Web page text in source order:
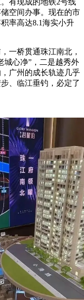
有现成的地铁2号线
空间办事。现在的市
率高达8.1海实小升
桥贯通珠江南北，
城心净”，二是越秀外
广州的成长轨迹几乎
、临江垂钓，必定了